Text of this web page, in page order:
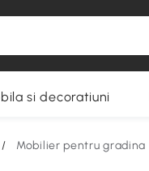
si decoratiuni
/ Mobilier pentru gradina